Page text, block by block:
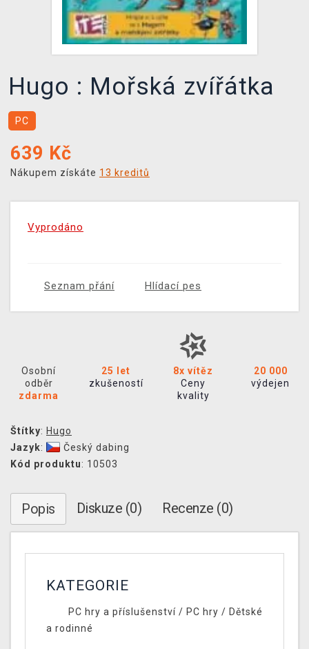
Hugo : Mořská zvířátka
PC
639 Kč
Nákupem získáte 13 kreditů
Vyprodáno
Seznam přání Hlídací pes
Osobní
odběr
zdarma
25 let
zkušeností
8x vítěz
Ceny
kvality
20 000
výdejen
Štítky: Hugo
Jazyk:
Český dabing
Kód produktu: 10503
Popis Diskuze (0) Recenze (0)
KATEGORIE
PC hry a příslušenství/ PC hry / Dětské
a rodinné